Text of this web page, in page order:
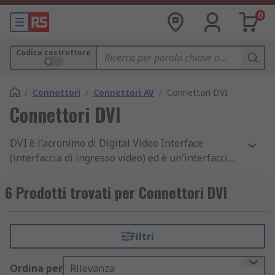
0
Codice costruttore
/ Connettori / Connettori AV / Connettori DVI
Connettori DVI
DVI è l'acronimo di Digital Video Interface
(interfaccia di ingresso video) ed è un'interfaccia
LCD a schermo piatto e schede grafiche video.
DVI-D indica DVI-digitale. I connettori DVI-D
accettano segnali digitali quali i monitor LCD.
L'acronimo DVI-I sta per DVI-integrato. Questi
connettori hanno più pin e sono in grado di
6 Prodotti trovati per Connettori DVI
Filtri
Ordina per Rilevanza